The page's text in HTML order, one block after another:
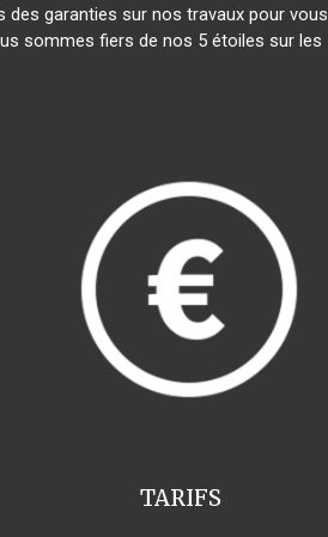
garanties sur nos travaux pour vous
sommes fiers de nos 5 étoiles sur les
TARIFS